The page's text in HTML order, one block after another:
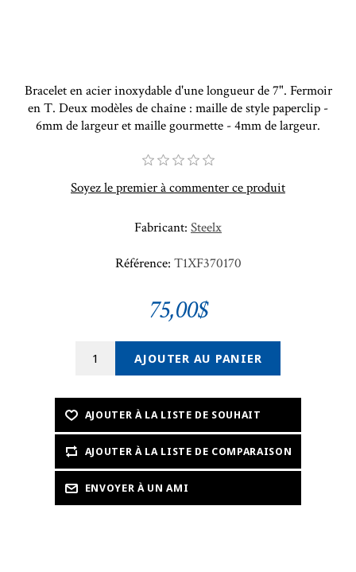
Bracelet en acier inoxydable d'une longueur de 7". Fermoir
en T. Deux modèles de chaîne : maille de style paperclip -
6mm de largeur et maille gourmette - 4mm de largeur.
Soyez le premier à commenter ce produit
Fabricant: Steelx
Référence: T1XF370170
75,00$